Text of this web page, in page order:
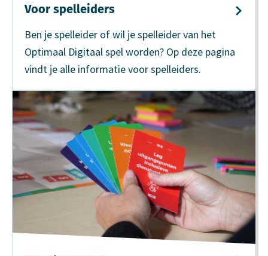
Voor spel­leiders
Ben je spelleider of wil je spelleider van het
Optimaal Digitaal spel worden? Op deze pagina
vindt je alle informatie voor spelleiders.